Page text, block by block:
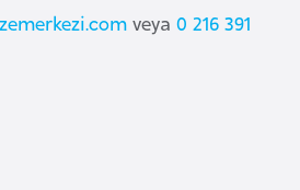
veya 0 216 391